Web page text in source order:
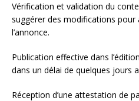
Vérification et validation du
suggérer des modifications
l’annonce.
Publication effective dans
dans un délai de quelques jours
Réception d’une attestation de